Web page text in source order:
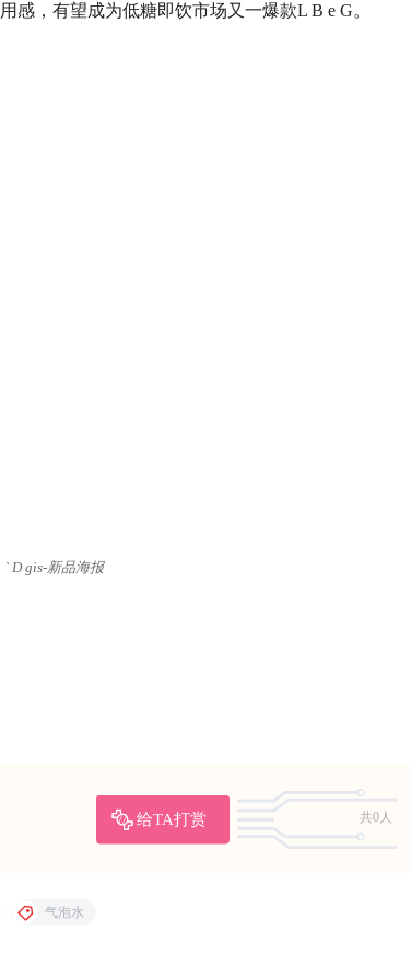
用感，有望成为低糖即饮市场又一爆款L B e G。
果蔬汁饮品品牌MOON GROUND完成数百万
全站所有资源 本站资源少部分采用7z压缩，为防止
，zip、rar 解压，建议下载 WinRAR。